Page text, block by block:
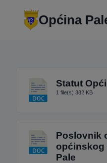
Općina
Statut
1 file(s) 382 KB
Poslovnik
općinskog
Pale